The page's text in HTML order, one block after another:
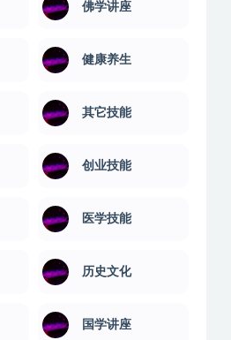
佛学讲座
健康养生
其它技能
创业技能
医学技能
历史文化
国学讲座